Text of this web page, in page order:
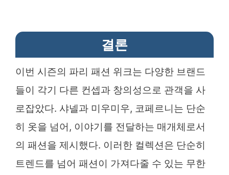
결론
이번 시즌의 파리 패션 위크는 다양한 브랜드
들이 각기 다른 컨셉과 창의성으로 관객을 사
로잡았다. 샤넬과 미우미우, 코페르니는 단순
히 옷을 넘어, 이야기를 전달하는 매개체로서
의 패션을 제시했다. 이러한 컬렉션은 단순히
트렌드를 넘어 패션이 가져다줄 수 있는 무한